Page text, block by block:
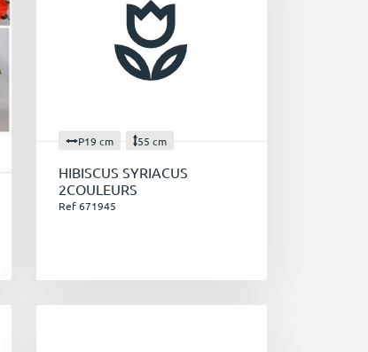
P19 cm 55 cm
HIBISCUS SYRIACUS
2COULEURS
Ref 671945